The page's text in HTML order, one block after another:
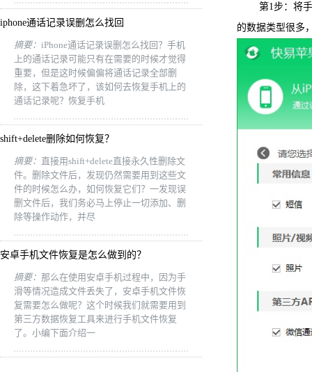
iphone通话记录误删怎么找回
摘要： iPhone通话记录误删怎么找回？手机
上的通话记录可能只有在需要的时候才觉得
重要，但是这时候偏偏将通话记录全部删
除，这下着急坏了，该如何去恢复手机上的
通话记录呢？恢复手机
shift+delete删除如何恢复？
摘要： 直接用shift+delete直接永久性删除文
件。删除文件后，发现仍然需要用到这些文
件的时候怎么办，如何恢复它们？一发现误
删文件后，我们务必马上停止一切添加、删
除等操作动作，并尽
安卓手机文件恢复是怎么做到的？
摘要： 那么在使用安卓手机过程中，因为手
滑等情况造成文件丢失了，安卓手机文件恢
复需要怎么做呢？这个时候我们就需要用到
第三方数据恢复工具来进行手机文件恢复
了。小编下面介绍一
第1步：将手机
的数据类型很多